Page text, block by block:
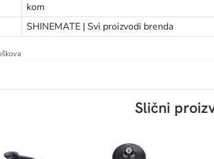
kom
SHINEMATE | Svi proizvodi brenda
Slični